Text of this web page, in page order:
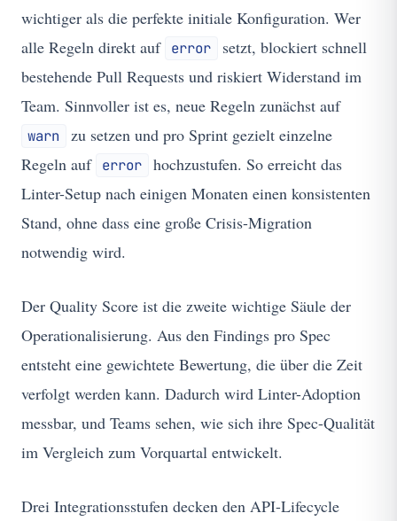
wichtiger als die perfekte initiale Konfiguration. Wer
alle Regeln direkt auf error
setzt, blockiert schnell
bestehende Pull Requests und riskiert Widerstand im
Team. Sinnvoller ist es, neue Regeln zunächst auf
warn
zu setzen und pro Sprint gezielt einzelne
Regeln auf error
hochzustufen. So erreicht das
Linter-Setup nach einigen Monaten einen konsistenten
Stand, ohne dass eine große Crisis-Migration
notwendig wird.
Der Quality Score ist die zweite wichtige Säule der
Operationalisierung. Aus den Findings pro Spec
entsteht eine gewichtete Bewertung, die über die Zeit
verfolgt werden kann. Dadurch wird Linter-Adoption
messbar, und Teams sehen, wie sich ihre Spec-Qualität
im Vergleich zum Vorquartal entwickelt.
Drei Integrationsstufen decken den API-Lifecycle